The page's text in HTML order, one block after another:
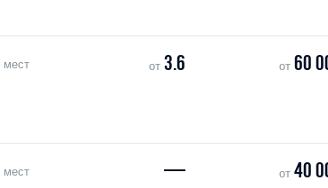
мест от3.6 от 60
мест — от 40